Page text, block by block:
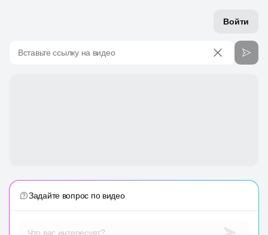
Войти
Вставьте ссылку на видео
Задайте вопрос по видео
Что вас интересует?